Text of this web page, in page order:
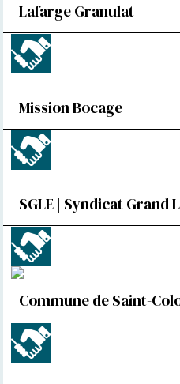
Lafarge Granulat
Mission Bocage
SGLE | Syndicat Grand
Commune de Saint-